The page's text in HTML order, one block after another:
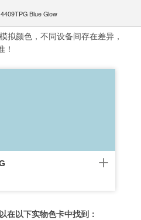
Blue Glow
拟颜色，不同设备间存在差异，
！
在以下实物色卡中找到：